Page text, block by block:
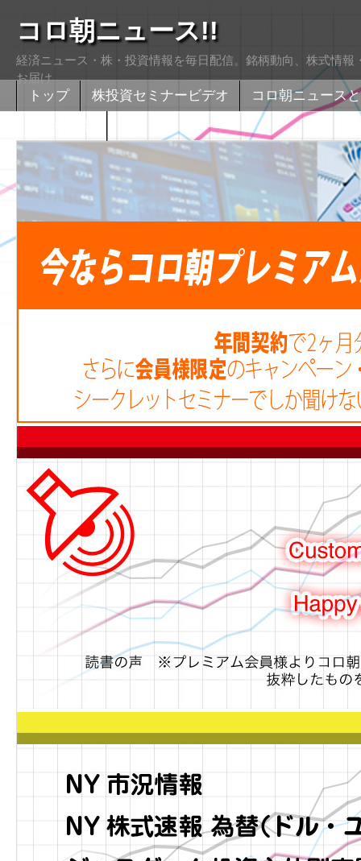
コロ朝ニュース!!
経済ニュース・株・投資情報を毎日配信。銘柄動向、株式情
お届け
トップ 株投資セミナービデオ
コロ朝ニュース